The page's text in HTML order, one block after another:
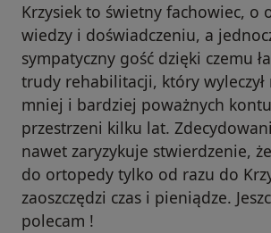
Krzysiek to świetny fachowiec, o
wiedzy i doświadczeniu, a
sympatyczny gość dzięki czemu
trudy rehabilitacji, który
mniej i bardziej poważnych
przestrzeni kilku lat.
nawet zaryzykuje stwierdzenie,
do ortopedy tylko od razu do
zaoszczędzi czas i pieniądze.
polecam !